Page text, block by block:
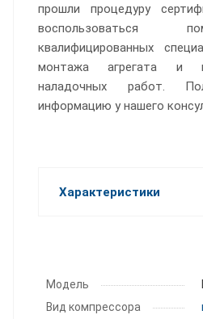
прошли процедуру
воспользоваться
квалифицированных
монтажа агрегата и
наладочных работ.
информацию у нашего
Характеристики
Модель
Вид компрессора